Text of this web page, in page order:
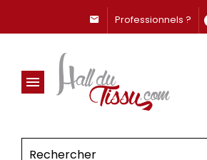
Professionnels ?